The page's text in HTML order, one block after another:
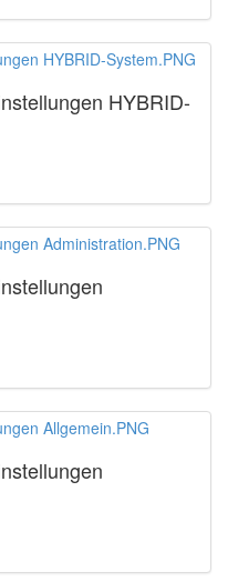
HYBRID-